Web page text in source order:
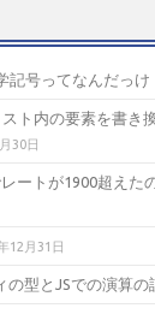
記号ってなんだっけ
ト内の要素を書き
30日
ートが1900超えた
12月31日
の型とJSでの演算の